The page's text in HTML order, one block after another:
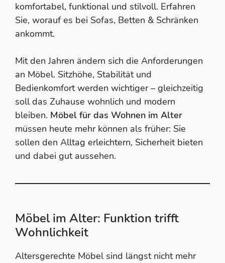
komfortabel, funktional und stilvoll. Erfahren
Sie, worauf es bei Sofas, Betten & Schränken
ankommt.
Mit den Jahren ändern sich die Anforderungen
an Möbel. Sitzhöhe, Stabilität und
Bedienkomfort werden wichtiger – gleichzeitig
soll das Zuhause wohnlich und modern
bleiben. Möbel für das Wohnen im Alter
müssen heute mehr können als früher: Sie
sollen den Alltag erleichtern, Sicherheit bieten
und dabei gut aussehen.
Möbel im Alter: Funktion trifft
Wohnlichkeit
Altersgerechte Möbel sind längst nicht mehr